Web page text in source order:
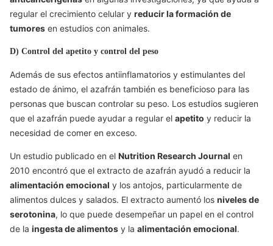
regular el crecimiento celular y reducir la formación de
tumores en estudios con animales.
D) Control del apetito y control del peso
Además de sus efectos antiinflamatorios y estimulantes del
estado de ánimo, el azafrán también es beneficioso para las
personas que buscan controlar su peso. Los estudios sugieren
que el azafrán puede ayudar a regular el apetito y reducir la
necesidad de comer en exceso.
Un estudio publicado en el Nutrition Research Journal en
2010 encontró que el extracto de azafrán ayudó a reducir la
alimentación emocional y los antojos, particularmente de
alimentos dulces y salados. El extracto aumentó los niveles de
serotonina, lo que puede desempeñar un papel en el control
de la ingesta de alimentos y la alimentación emocional.